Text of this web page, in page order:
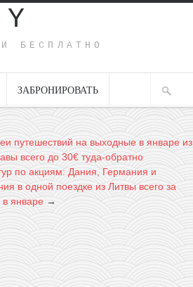
БЕСПЛАТНО
ЗАБРОНИРОВАТЬ
путешествий на выходные в январе из
всего до 30€ туда-обратно
по акциям: Дания, Германия и
в одной поездке из Литвы всего за
январе →